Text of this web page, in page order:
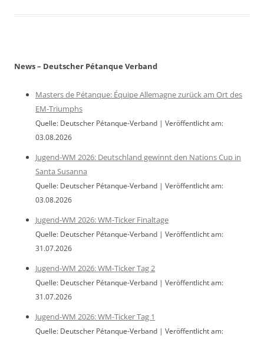
News – Deutscher Pétanque Verband
Masters de Pétanque: Équipe Allemagne zurück am Ort des
EM-Triumphs
Quelle: Deutscher Pétanque-Verband
Veröffentlicht am:
03.08.2026
Jugend-WM 2026: Deutschland gewinnt den Nations Cup in
Santa Susanna
Quelle: Deutscher Pétanque-Verband
Veröffentlicht am:
03.08.2026
Jugend-WM 2026: WM-Ticker Finaltage
Quelle: Deutscher Pétanque-Verband
Veröffentlicht am:
31.07.2026
Jugend-WM 2026: WM-Ticker Tag 2
Quelle: Deutscher Pétanque-Verband
Veröffentlicht am:
31.07.2026
Jugend-WM 2026: WM-Ticker Tag 1
Quelle: Deutscher Pétanque-Verband
Veröffentlicht am: